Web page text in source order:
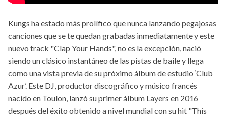
Kungs ha estado más prolífico que nunca lanzando pegajosas
canciones que se te quedan grabadas inmediatamente y este
nuevo track "Clap Your Hands", no es la excepción, nació
siendo un clásico instantáneo de las pistas de baile y llega
como una vista previa de su próximo álbum de estudio ‘Club
Azur’. Este DJ, productor discográfico y músico francés
nacido en Toulon, lanzó su primer álbum Layers en 2016
después del éxito obtenido a nivel mundial con su hit "This